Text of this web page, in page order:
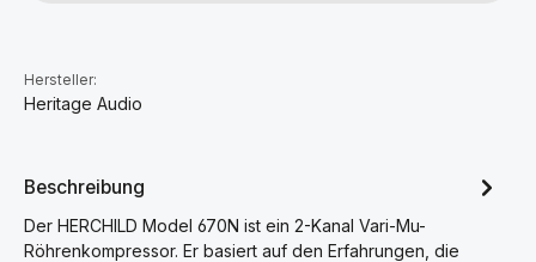
Hersteller:
Heritage Audio
Beschreibung
Der HERCHILD Model 670N ist ein 2-Kanal Vari-Mu-
Röhrenkompressor. Er basiert auf den Erfahrungen, die